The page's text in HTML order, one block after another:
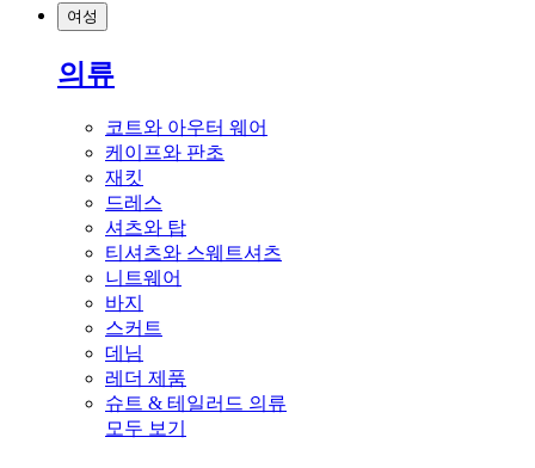
여성
의류
코트와 아우터 웨어
케이프와 판초
재킷
드레스
셔츠와 탑
티셔츠와 스웨트셔츠
니트웨어
바지
스커트
데님
레더 제품
슈트 & 테일러드 의류
모두 보기